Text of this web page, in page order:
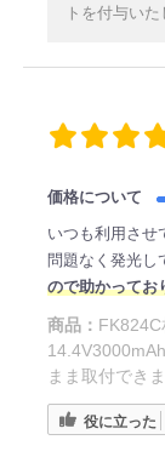
トを付与い
価格について
いつも利用させ
問題なく発光し
ので助かってお
商品：
まま取付でき
役に立った